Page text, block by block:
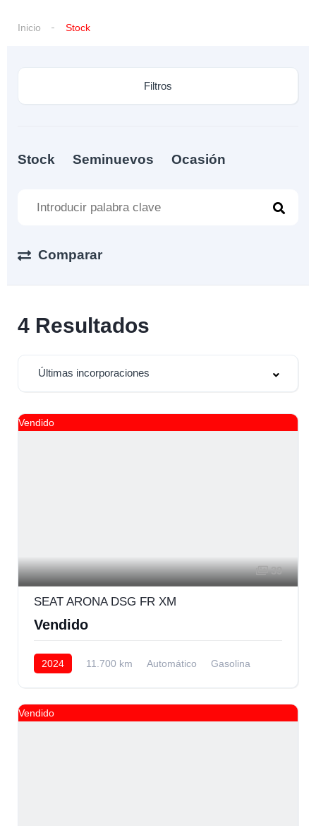
Inicio Stock
Filtros
Stock Seminuevos Ocasión
Comparar
4 Resultados
Últimas incorporaciones
Vendido
39
SEAT ARONA DSG FR XM
Vendido
2024 11.700 km Automático
Gasolina
Vendido